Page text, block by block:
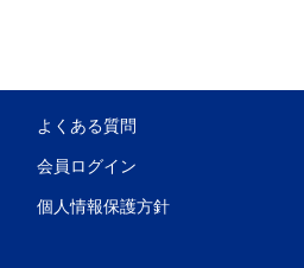
よくある質問
会員ログイン
個人情報保護方針